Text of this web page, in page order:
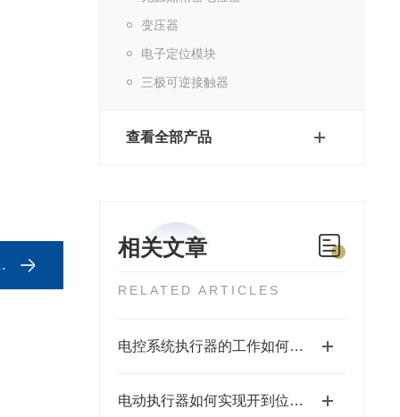
变压器
电子定位模块
三极可逆接触器
查看全部产品
相关文章
RELATED ARTICLES
电控系统执行器的工作如何控制
电动执行器如何实现开到位关到位显示